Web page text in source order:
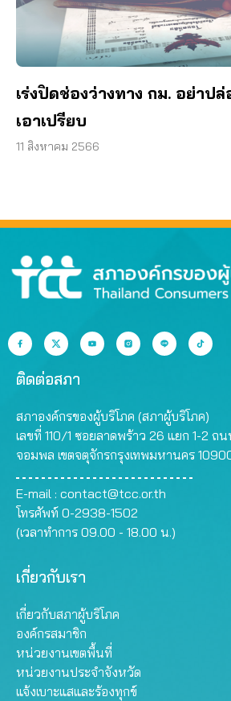
เร่งปิดช่องว่างทาง กม. อย่าป
เอาเปรียบ
11 สิงหาคม 2566
ติดต่อสภา
สภาองค์กรของผู้บริโภค (สภาผู้บริโภค)
เลขที่ 110/1 ซอยลาดพร้าว 26 แยก 1-2 ถ
จอมพล เขตจตุจักรกรุงเทพมหานคร
E-mail : contact@tcc.or.th
โทรศัพท์ 0-2938-1502
(เวลาทำการ 09.00 - 18.00 น.)
เกี่ยวกับเรา
เกี่ยวกับสภาผู้บริโภค
องค์กรสมาชิก
หน่วยงานเขตพื้นที่
หน่วยงานประจำจังหวัด
แจ้งเบาะแสและร้องทุกข์